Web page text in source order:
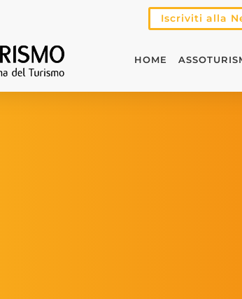
Iscriviti alla
HOME